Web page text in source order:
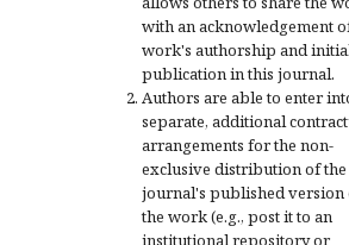
with an acknowledgement
work's authorship and
publication in this journal.
Authors are able to enter
separate, additional
arrangements for the non-
exclusive distribution of the
journal's published version
the work (e.g., post it to an
institutional repository or